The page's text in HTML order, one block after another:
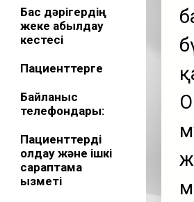
Бас дәрігердің
жеке қабылдау
кестесі
Пациенттерге
Байланыс
телефондары:
Пациенттерді
қолдау және ішкі
сараптама
қызметі